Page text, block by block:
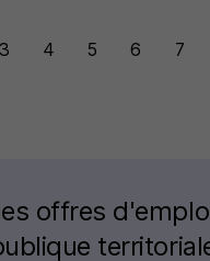
3 4 5 6 7
offres